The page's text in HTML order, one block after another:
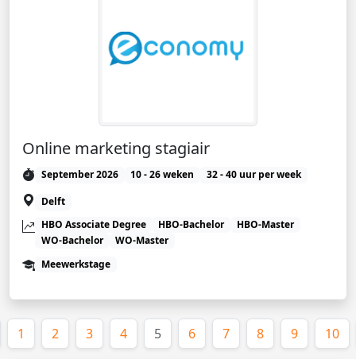
Online marketing stagiair
September 2026 10 - 26 weken
32 - 40 uur per week
Delft
HBO Associate Degree
HBO-Bachelor
HBO-Master
WO-Bachelor
WO-Master
Meewerkstage
1 2 3 4 5(huidige)
6 7 8 9 10